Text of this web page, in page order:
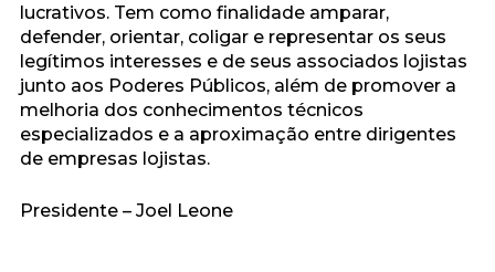
lucrativos. Tem como finalidade amparar,
defender, orientar, coligar e representar os seus
legítimos interesses e de seus associados lojistas
junto aos Poderes Públicos, além de promover a
melhoria dos conhecimentos técnicos
especializados e a aproximação entre dirigentes
de empresas lojistas.
Presidente – Joel Leone